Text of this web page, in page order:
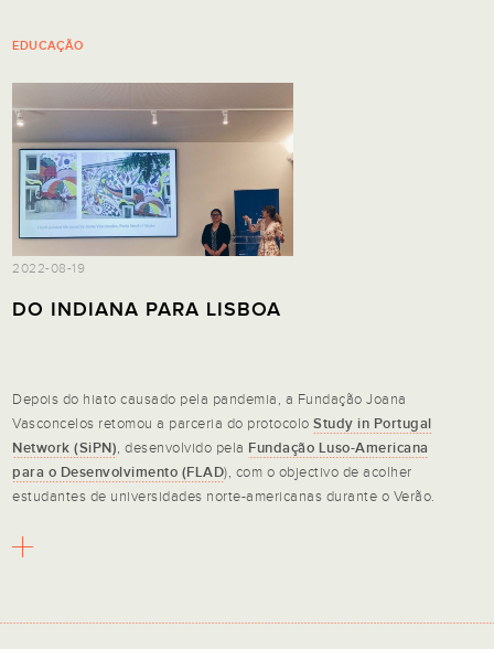
EDUCAÇÃO
2022-08-19
DO INDIANA PARA LISBOA
Depois do hiato causado pela pandemia, a Fundação Joana
Vasconcelos retomou a parceria do protocoloStudy in Portugal
Network (SiPN), desenvolvido pela Fundação Luso-Americana
para o Desenvolvimento (FLAD), com o objectivo de acolher
estudantes de universidades norte-americanas durante o Verão.